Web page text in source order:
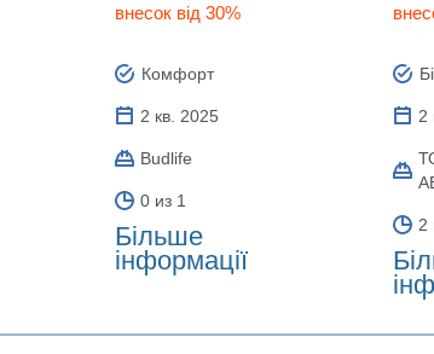
внесок від 30%
Комфорт
2 кв. 2025
Budlife
0 из 1
Більше
інформації
2
2